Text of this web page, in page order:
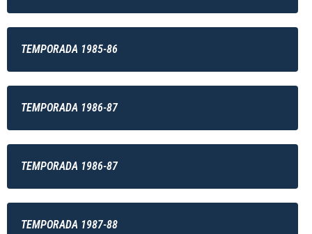
TEMPORADA 1985-86
TEMPORADA 1986-87
TEMPORADA 1986-87
TEMPORADA 1987-88